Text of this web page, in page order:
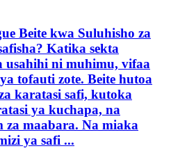
Beite kwa Suluhisho za
Katika sekta
usahihi ni muhimu, vifaa
tofauti zote. Beite hutoa
karatasi safi, kutoka
ya kuchapa, na
za maabara. Na miaka
ya safi ...